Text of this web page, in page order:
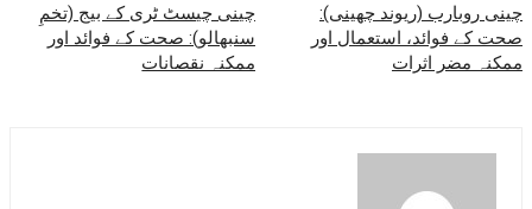
چینی چیسٹ ٹری کے بیج (تخمِ
سنبھالو): صحت کے فوائد اور
ممکنہ نقصانات
چینی روبارب (ریوند چھینی):
صحت کے فوائد، استعمال اور
ممکنہ مضر اثرات